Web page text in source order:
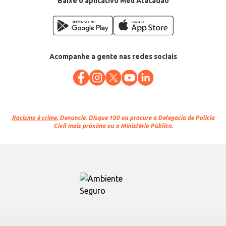
Acompanhe a gente nas redes sociais
Racismo é crime. Denuncie. Disque 100 ou procure a Delegacia de Polícia
Civil mais próxima ou o Ministério Público.